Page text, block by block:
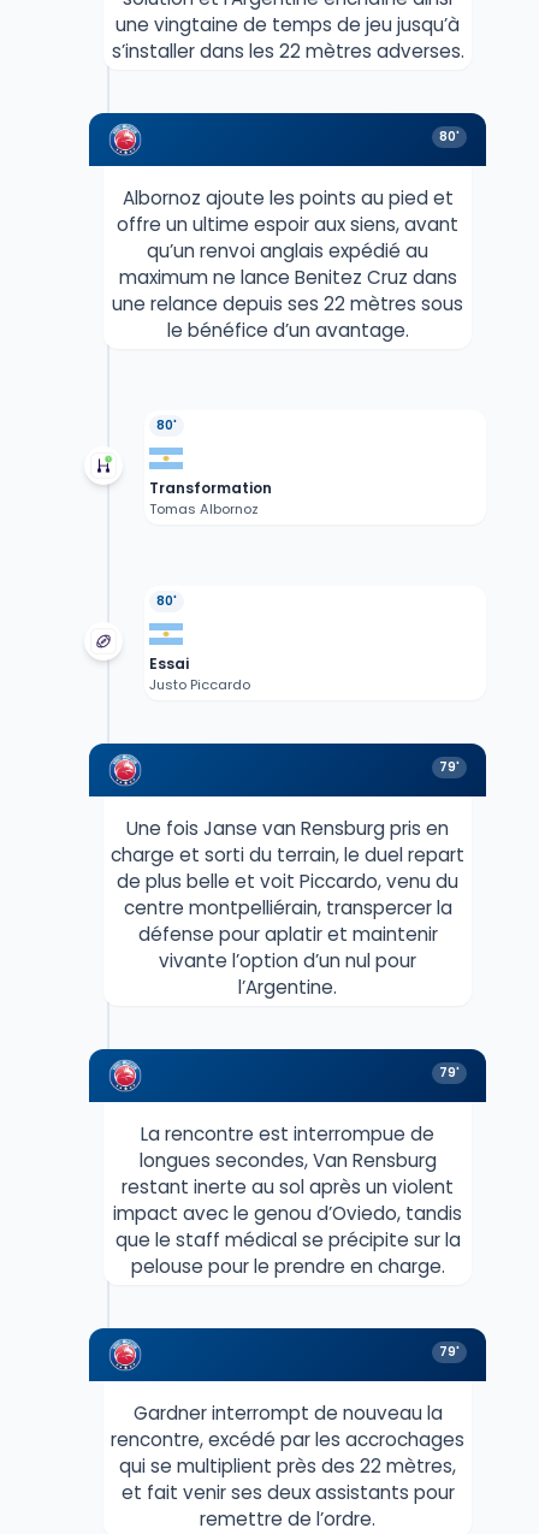
une vingtaine de temps de jeu jusqu’à
s’installer dans les 22 mètres adverses.
80'
Albornoz ajoute les points au pied et
offre un ultime espoir aux siens, avant
qu’un renvoi anglais expédié au
maximum ne lance Benitez Cruz dans
une relance depuis ses 22 mètres sous
le bénéfice d’un avantage.
80'
Transformation
Tomas Albornoz
80'
Essai
Justo Piccardo
79'
Une fois Janse van Rensburg pris en
charge et sorti du terrain, le duel repart
de plus belle et voit Piccardo, venu du
centre montpelliérain, transpercer la
défense pour aplatir et maintenir
vivante l’option d’un nul pour
l’Argentine.
79'
La rencontre est interrompue de
longues secondes, Van Rensburg
restant inerte au sol après un violent
impact avec le genou d’Oviedo, tandis
que le staff médical se précipite sur la
pelouse pour le prendre en charge.
79'
Gardner interrompt de nouveau la
rencontre, excédé par les accrochages
qui se multiplient près des 22 mètres,
et fait venir ses deux assistants pour
remettre de l’ordre.